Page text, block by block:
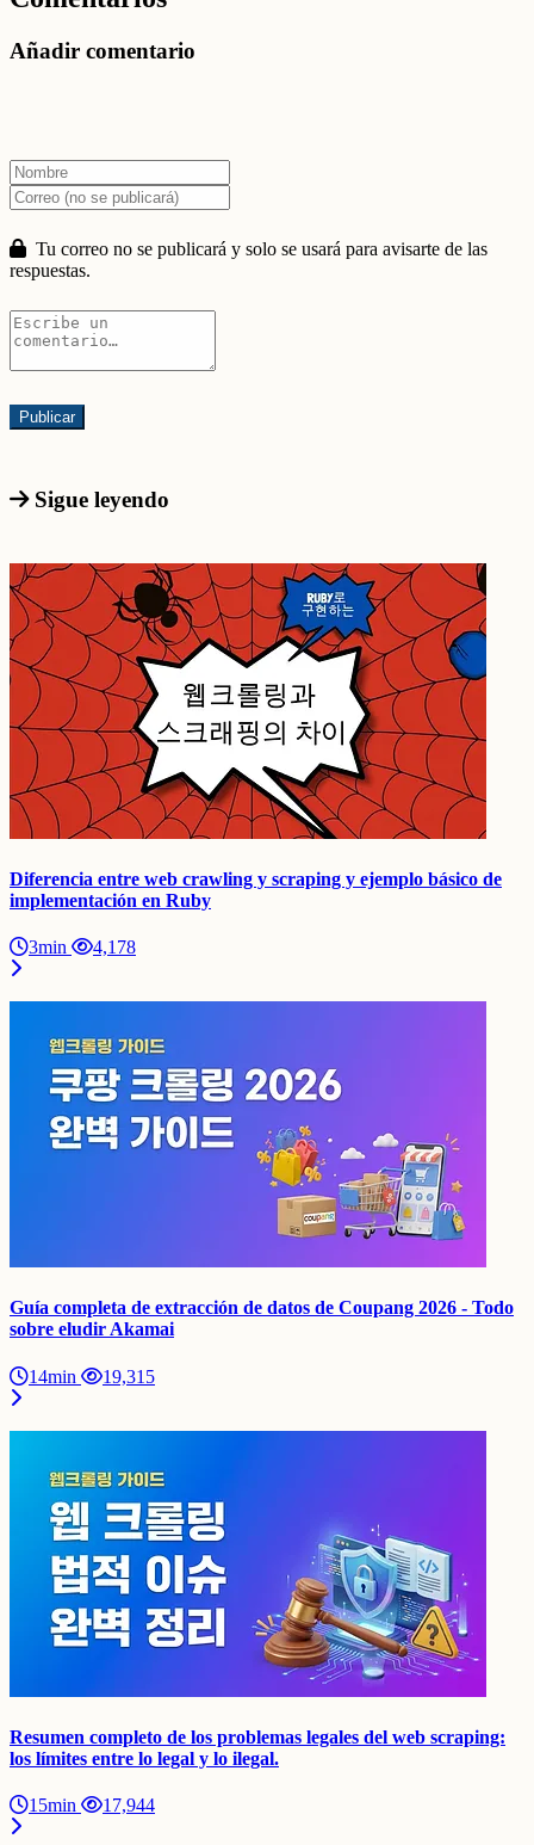
Añadir comentario
Tu correo no se publicará y solo se usará para avisarte de las
respuestas.
Sigue leyendo
Diferencia entre web crawling y scraping y ejemplo básico de
implementación en Ruby
3min 4,178
Guía completa de extracción de datos de Coupang 2026 - Todo
sobre eludir Akamai
14min 19,315
Resumen completo de los problemas legales del web scraping:
los límites entre lo legal y lo ilegal.
15min 17,944